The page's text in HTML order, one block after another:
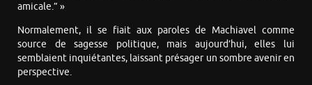
amicale.” »
Normalement, il se fiait aux paroles de Machiavel comme
source de sagesse politique, mais aujourd’hui, elles lui
semblaient inquiétantes, laissant présager un sombre avenir en
perspective.